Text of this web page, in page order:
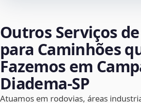
Outros Serviços
para Caminhões
Fazemos em
Diadema‑SP
Atuamos em rodovias, áreas